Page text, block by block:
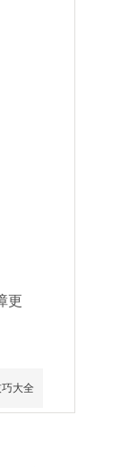
更
大全